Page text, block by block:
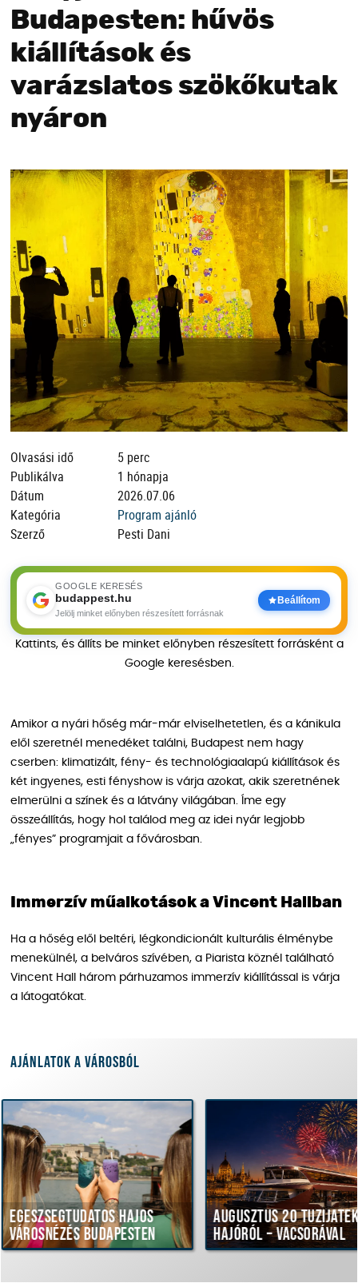
Budapesten: hűvös
kiállítások és
varázslatos szökőkutak
nyáron
Olvasási idő
5 perc
Publikálva
1 hónapja
Dátum
2026.07.06
Kategória
Program ajánló
Szerző
Pesti Dani
GOOGLE KERESÉS
budappest.hu
Jelölj minket előnyben részesített forrásnak
Beállítom
Kattints, és állíts be minket előnyben részesített forrásként a
Google keresésben.
Amikor a nyári hőség már-már elviselhetetlen, és a kánikula
elől szeretnél menedéket találni, Budapest nem hagy
cserben: klimatizált, fény- és technológiaalapú kiállítások és
két ingyenes, esti fényshow is várja azokat, akik szeretnének
elmerülni a színek és a látvány világában. Íme egy
összeállítás, hogy hol találod meg az idei nyár legjobb
„fényes” programjait a fővárosban.
Immerzív műalkotások a Vincent Hallban
Ha a hőség elől beltéri, légkondicionált kulturális élménybe
menekülnél, a belváros szívében, a Piarista köznél található
Vincent Hall három párhuzamos immerzív kiállítással is várja
a látogatókat.
Ajánlatok a városból
hajós
Augusztus 20 tűzijáték
hajóról – vacsorával